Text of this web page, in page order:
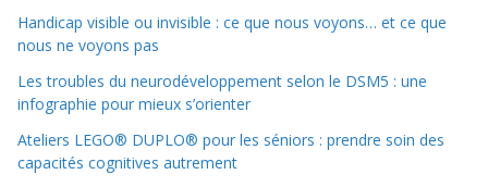
Handicap visible ou invisible : ce que nous voyons… et ce que
nous ne voyons pas
Les troubles du neurodéveloppement selon le DSM5 : une
infographie pour mieux s’orienter
Ateliers LEGO® DUPLO® pour les séniors : prendre soin des
capacités cognitives autrement